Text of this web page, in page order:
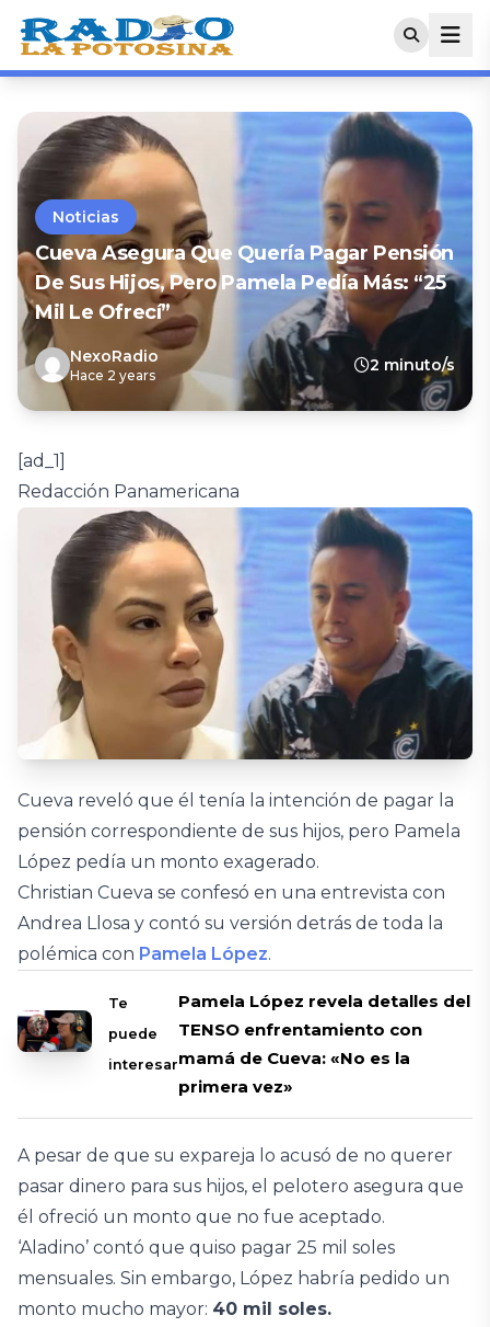
Noticias
Cueva Asegura Que Quería Pagar Pensión
De Sus Hijos, Pero Pamela Pedía Más: “25
Mil Le Ofrecí”
NexoRadio
Hace 2 years
2 minuto/s
[ad_1]
Redacción Panamericana
Cueva reveló que él tenía la intención de pagar la
pensión correspondiente de sus hijos, pero Pamela
López pedía un monto exagerado.
Christian Cueva se confesó en una entrevista con
Andrea Llosa y contó su versión detrás de toda la
polémica con Pamela López.
Te
puede
interesar
Pamela López revela detalles del
TENSO enfrentamiento con
mamá de Cueva: «No es la
primera vez»
A pesar de que su expareja lo acusó de no querer
pasar dinero para sus hijos, el pelotero asegura que
él ofreció un monto que no fue aceptado.
‘Aladino’ contó que quiso pagar 25 mil soles
mensuales. Sin embargo, López habría pedido un
monto mucho mayor: 40 mil soles.